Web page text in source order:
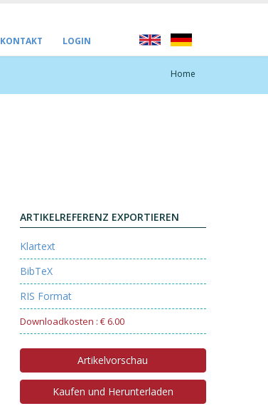
KONTAKT LOGIN
Home
ARTIKELREFERENZ EXPORTIEREN
Klartext
BibTeX
RIS Format
Downloadkosten : € 6.00
Artikelvorschau
Kaufen und Herunterladen